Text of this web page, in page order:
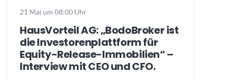
21 Mai um 08:00 Uhr
HausVorteil AG: „BodoBroker ist
die Investorenplattform für
Equity-Release-Immobilien“ –
Interview mit CEO und CFO.